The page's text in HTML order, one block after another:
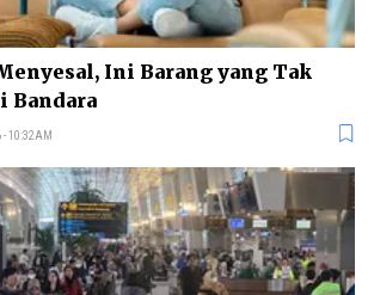
Ini Barang yang Tak
Bandara
- 10:32AM